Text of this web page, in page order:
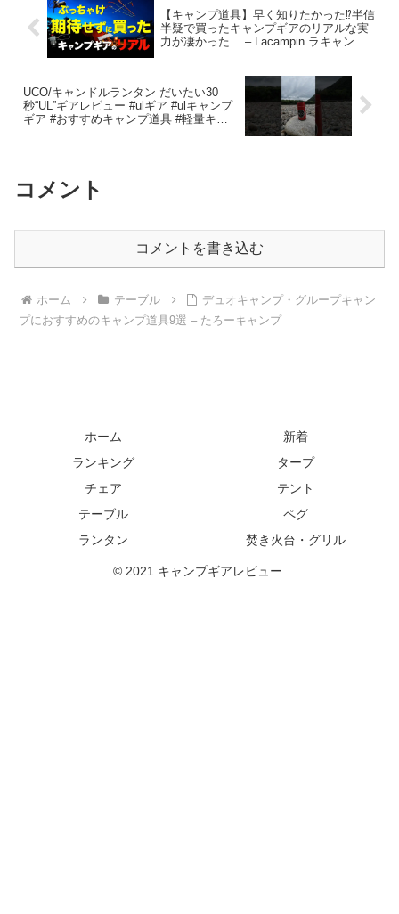
【キャンプ道具】早く知りたかった⁉️半信
半疑で買ったキャンプギアのリアルな実
力が凄かった… – Lacampin ラキャンピ
UCO/キャンドルランタン だいたい30
秒“UL”ギアレビュー #ulギア #ulキャンプ
ギア #おすすめキャンプ道具 #軽量キャ
コメント
コメントを書き込む
ホーム テーブル
デュオキャンプ・グループキャン
プにおすすめのキャンプ道具9選 – たろーキャンプ
ホーム
新着
ランキング
タープ
チェア
テント
テーブル
ペグ
ランタン
焚き火台・グリル
© 2021 キャンプギアレビュー.